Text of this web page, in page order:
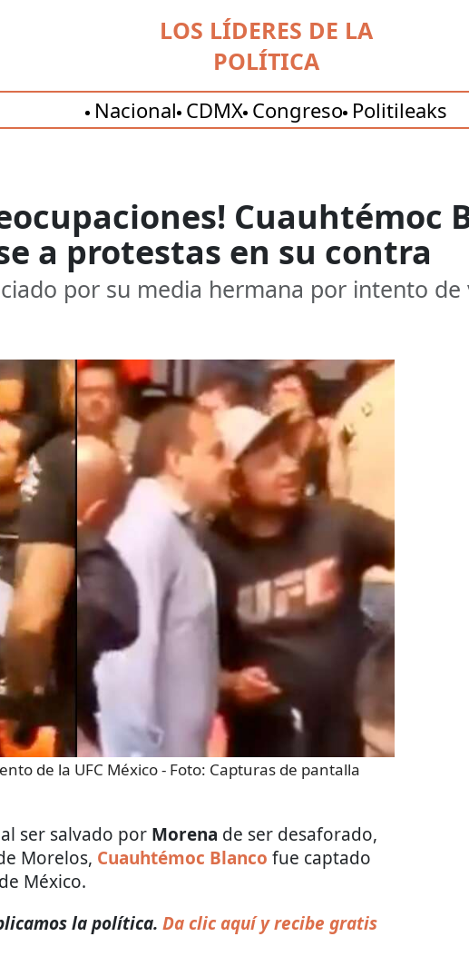
LOS LÍDERES DE LA
POLÍTICA
Nacional CDMX Congreso Politileaks
Cuauhtémoc
a protestas en su contra
por su media hermana por intento de
de la UFC México- Foto: Capturas de pantalla
ser salvado por Morena de ser desaforado,
Morelos, Cuauhtémoc Blanco fue captado
México.
la política. Da clic aquí y recibe gratis